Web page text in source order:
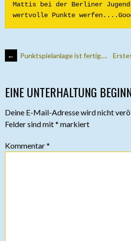
Mattis bei der Berliner
wertvolle Punkte
ARTIKEL-
NAVIGATION
← Punktspielanlage ist fertig….
EINE UNTERHALTUNG
Deine E-Mail-Adresse wird nicht
Felder sind mit* markiert
Kommentar*